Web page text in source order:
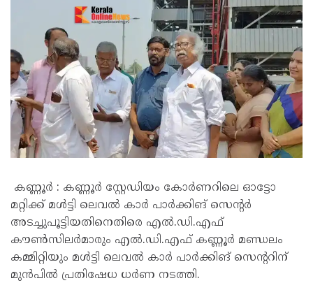
കണ്ണൂർ : കണ്ണൂർ സ്റ്റേഡിയം കോർണറിലെ ഓട്ടോ
മറ്റിക്ക് മൾട്ടി ലെവൽ കാർ പാർക്കിങ് സെൻ്റർ
അടച്ചുപൂട്ടിയതിനെതിരെ എൽ.ഡി.എഫ്
കൗൺസിലർമാരും എൽ.ഡി.എഫ് കണ്ണൂർ മണ്ഡലം
കമ്മിറ്റിയും മൾട്ടി ലെവൽ കാർ പാർക്കിങ് സെൻ്ററിന്
മുൻപിൽ പ്രതിഷേധ ധർണ നടത്തി.